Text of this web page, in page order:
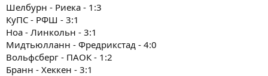
Шелбурн - Риека - 1:3
КуПС - РФШ - 3:1
Ноа - Линкольн - 3:1
Мидтьюлланн - Фредрикстад - 4:0
Вольфсберг - ПАОК - 1:2
Бранн - Хеккен - 3:1